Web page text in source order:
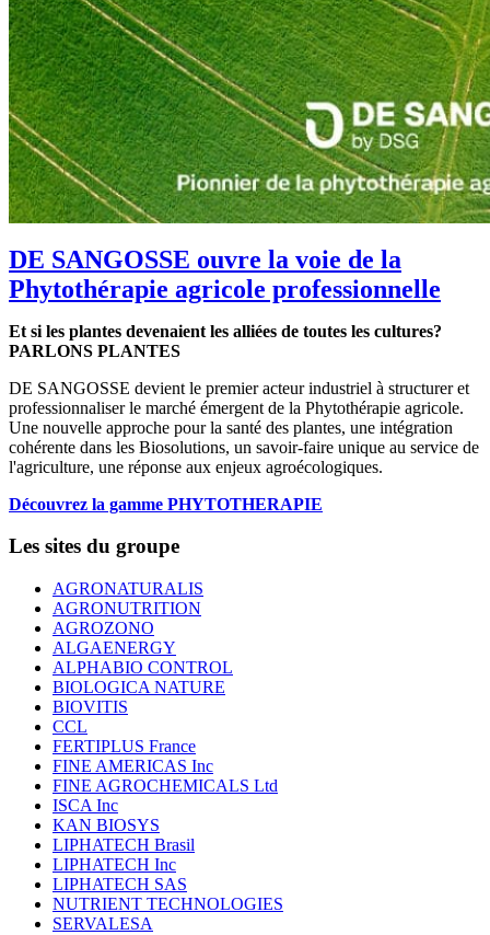
DE SANGOSSE ouvre la voie de la
Phytothérapie agricole professionnelle
Et si les plantes devenaient les alliées de toutes les cultures?
PARLONS PLANTES
DE SANGOSSE devient le premier acteur industriel à structurer et
professionnaliser le marché émergent de la Phytothérapie agricole.
Une nouvelle approche pour la santé des plantes, une intégration
cohérente dans les Biosolutions, un savoir-faire unique au service de
l'agriculture, une réponse aux enjeux agroécologiques.
Découvrez la gamme PHYTOTHERAPIE
Les sites du groupe
AGRONATURALIS
AGRONUTRITION
AGROZONO
ALGAENERGY
ALPHABIO CONTROL
BIOLOGICA NATURE
BIOVITIS
CCL
FERTIPLUS France
FINE AMERICAS Inc
FINE AGROCHEMICALS Ltd
ISCA Inc
KAN BIOSYS
LIPHATECH Brasil
LIPHATECH Inc
LIPHATECH SAS
NUTRIENT TECHNOLOGIES
SERVALESA